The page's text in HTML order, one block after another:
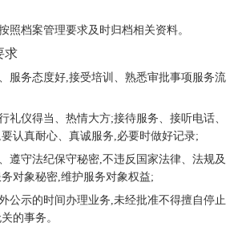
档案管理要求及时归档相关资料。
求
务态度好,接受培训、熟悉审批事项服务流
仪得当、热情大方;接待服务、接听电话、
认真耐心、真诚服务,必要时做好记录;
守法纪保守秘密,不违反国家法律、法规及
对象秘密,维护服务对象权益;
示的时间办理业务,未经批准不得擅自停止
的事务。